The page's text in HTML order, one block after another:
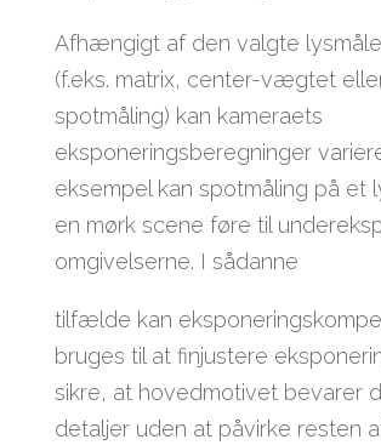
Afhængigt af den valgte
(f.eks. matrix, center-vægtet
spotmåling) kan kameraets
eksponeringsberegninger
eksempel kan spotmåling på et
en mørk scene føre til
omgivelserne. I sådanne
tilfælde kan
bruges til at finjustere
sikre, at hovedmotivet bevarer
detaljer uden at påvirke resten